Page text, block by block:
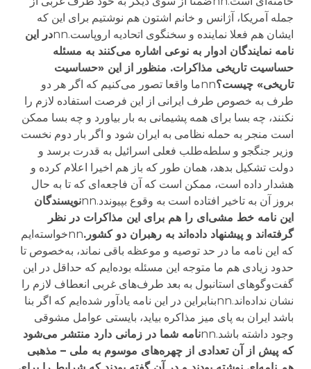
جمله آمریکا، آژانس و خانم اشتون هم نوشتیم برای این که
ایشان هم فعلا نماینده و سخنگوی اتحادیه اروپاست.nn
در این
نامه نمایندگان ادوار به نوعی اشاره می‌کنند به مسئله
حساسیت تاریخی مذاکرات. منظور از این «حساسیت
تاریخی» چیست؟
nnما واقعا تصور می‌کنیم که اگر هر دو
طرف به خصوص طرف ایرانی از این فرصت استفاده لازم را
نکنند، چه بسا برای همه پشیمانی به بار بیاورد و چه بسا ممکن
است منجر به حمله نظامی به ایران شود و اگر بار دوم نخست
وزیر جنگجو و سلطه‌طلب فعلی اسرائیل به قدرت برسد و
دولت تشکیل بدهد،‌‌ همان طور که باز هم اخیرا اعلام کرده و
هشدار داده است، ممکن است که آن فاجعه‌ای که تا به حال
بروز آن به تاخیر افتاده است به وقوع بپیوندد.nn
نویسندگان
این نامه خط مشی‌ای را هم برای این مذاکرات در نظر
گرفته‌اند و پیشنهاد داده‌اند به رهبران دو کشور.
nnخواسته‌ایم
که این نامه ما در حد توصیه و موعظه باقی نماند، به‌خصوص تا
حدود زیادی هم ما متوجه این مسئله بوده‌ایم که حداقل در این
گفت‌و‌گوهای استانبول به بعد طرف‌های غربی انعطاف لازم را
نشان نداده‌اند.nnبنابراین در این نامه یادآور شده‌ایم که اگر بنا
باشد ایران به پای میز مذاکره بیاید، بایستی عوامل مشوقی
وجود داشته باشد.nn
نامه شما در زمانی دارد منتشر می‌شود
که پیش از آن تعدادی از چهره‌های موسوم به ملی – مذهبی